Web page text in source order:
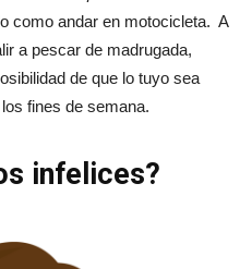
como andar en motocicleta. A
a pescar de madrugada,
de que lo tuyo sea
fines de semana.
infelices?